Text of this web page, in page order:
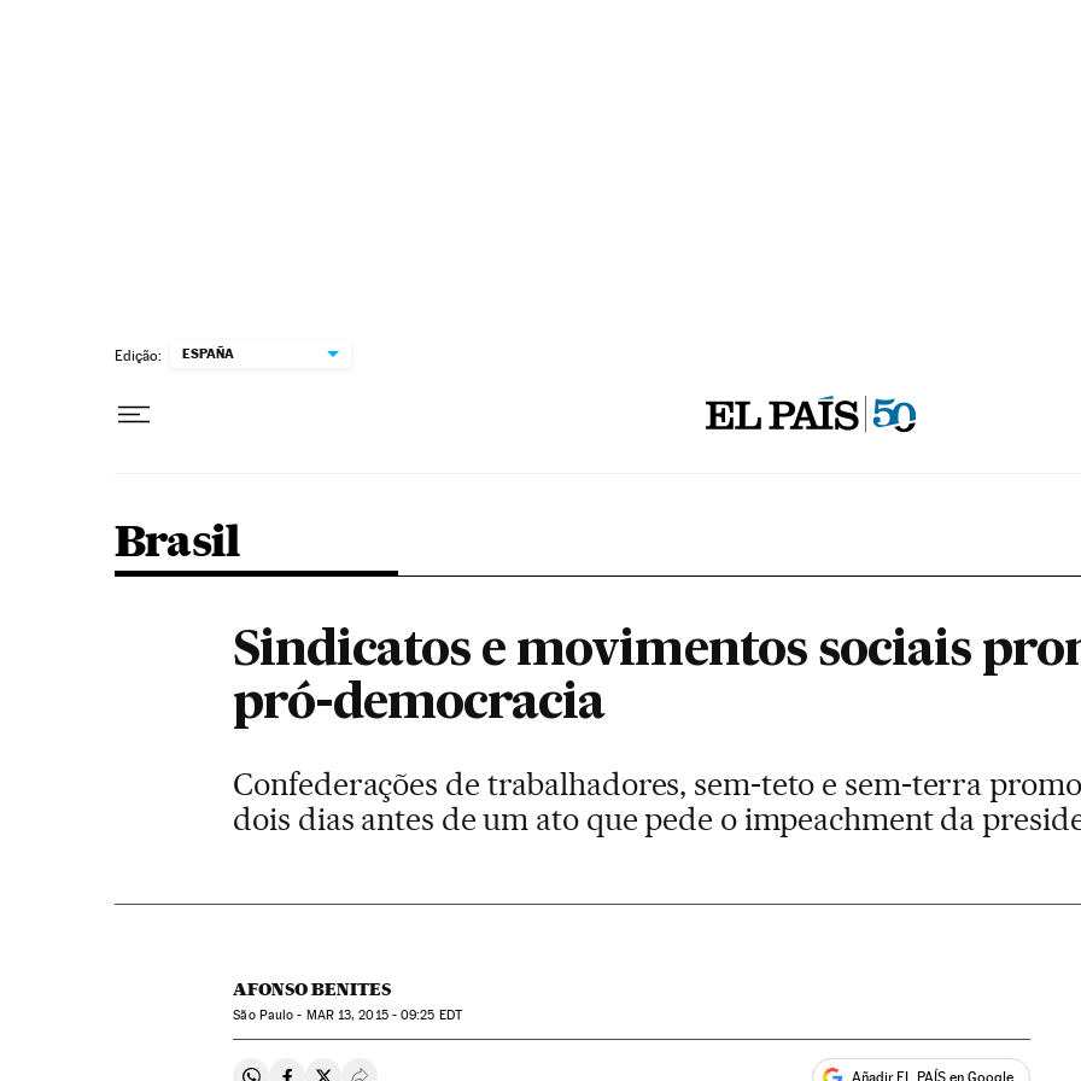
Edição: ESPAÑA
Brasil
Sindicatos e movimentos sociais
pró-democracia
Confederações de trabalhadores, sem-teto e sem-terra
dois dias antes de um ato que pede o impeachment da
AFONSO BENITES
São Paulo - MAR13, 2015 - 09:25 EDT
Añadir EL PAÍS en Google